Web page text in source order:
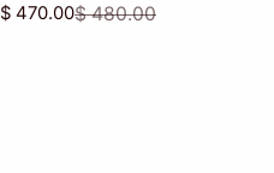
Precio de venta
$ 470.00
Precio habitual
$ 480.00